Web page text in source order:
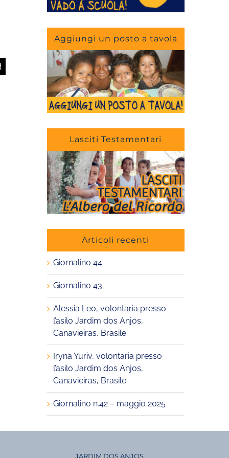
Email
Aggiungi un posto a tavola
Lasciti Testamentari
Articoli recenti
Giornalino 44
Giornalino 43
Alessia Leo, volontaria presso
l’asilo Jardim dos Anjos,
Canavieiras, Brasile
Iryna Yuriv, volontaria presso
l’asilo Jardim dos Anjos,
Canavieiras, Brasile
Giornalino n.42 – maggio 2025
JARDIM DOS ANJOS